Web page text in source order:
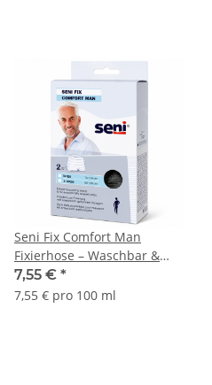
Seni Fix Comfort Man
Fixierhose – Waschbar &
bequem, 2 Stück Schwarz
Größe XL
7,55 € *
7,55 € pro 100 ml